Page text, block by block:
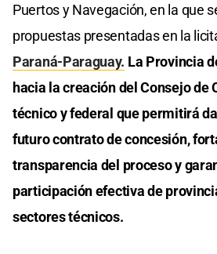
Puertos y Navegación, en la que
propuestas presentadas en la
Paraná-Paraguay. La Provincia
hacia la creación del Consejo de
técnico y federal que permitirá
futuro contrato de concesión,
transparencia del proceso y
participación efectiva de
sectores técnicos.